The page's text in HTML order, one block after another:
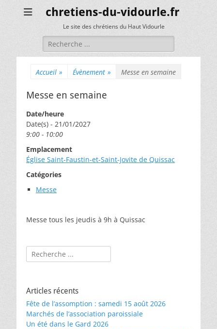
chretiens-du-vidourle.fr
Le site des chrétiens du Haut Vidourle
Rechercher :
Accueil » Évènement » Messe en semaine
Messe en semaine
Date/heure
Date(s) - 21/01/2027
9:00 - 10:00
Emplacement
Église Saint-Faustin-et-Saint-Jovite de Quissac
Catégories
Messe
Messe tous les jeudis à 9h à Quissac
Rechercher :
Articles récents
Fête de l’assomption : samedi 15 août 2026
Marchés de l’association paroissiale
Un été dans le Gard 2026